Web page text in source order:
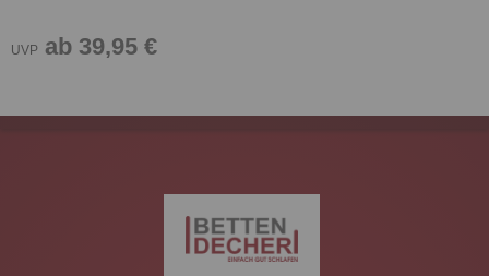
UVP ab 39,95 €